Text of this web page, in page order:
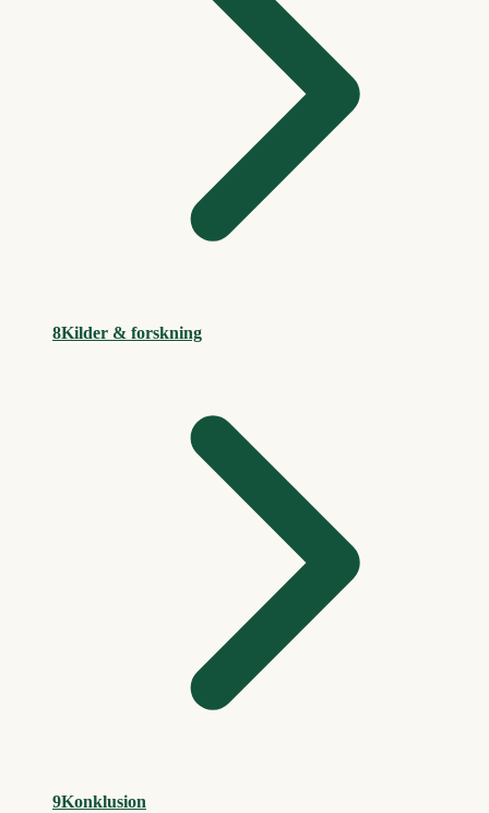
8Kilder & forskning
9Konklusion